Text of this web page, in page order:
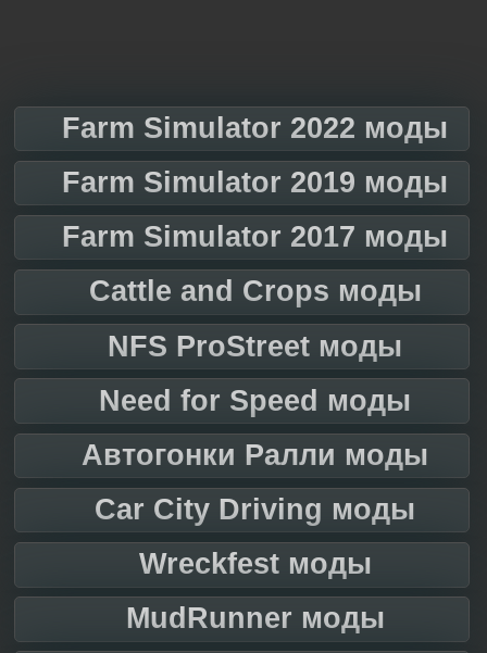
Farm Simulator 2022 моды
Farm Simulator 2019 моды
Farm Simulator 2017 моды
Cattle and Crops моды
NFS ProStreet моды
Need for Speed моды
Автогонки Ралли моды
Car City Driving моды
Wreckfest моды
MudRunner моды